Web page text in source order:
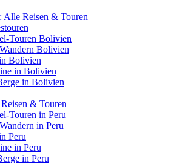
Reisen & Touren
Touren Bolivien
Bolivien
Bolivien
in Bolivien
in Bolivien
& Touren
Touren in Peru
in Peru
Peru
in Peru
in Peru